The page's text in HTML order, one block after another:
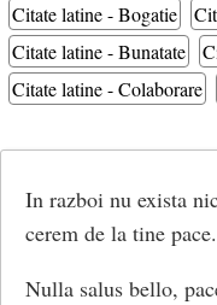
Citate latine - Bogatie
Citate latine - Bunatate
Citate latine - Colaborare
In razboi nu exista
cerem de la tine pace.
Nulla salus bello,